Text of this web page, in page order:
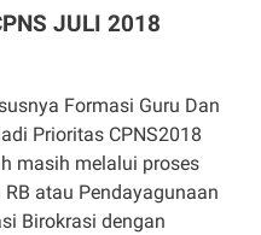
JULI 2018
Formasi Guru Dan
Prioritas CPNS2018
masih melalui proses
atau Pendayagunaan
Birokrasi dengan